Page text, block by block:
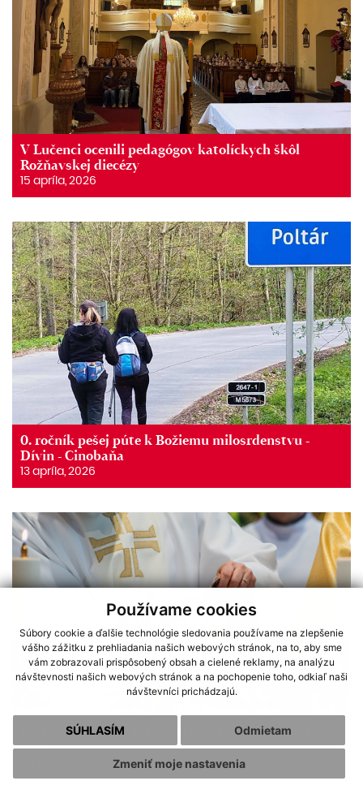
Používame cookies
Súbory cookie a ďalšie technológie sledovania používame na zlepšenie
vášho zážitku z prehliadania našich webových stránok, na to, aby sme
vám zobrazovali prispôsobený obsah a cielené reklamy, na analýzu
návštevnosti našich webových stránok a na pochopenie toho, odkiaľ naši
návštevníci prichádzajú.
SÚHLASÍM Odmietam
Zmeniť moje nastavenia
V Lučenci ocenili pedagógov katolíckych škôl
Rožňavskej diecézy
15 apríla, 2026
0. ročník pešej púte k Božiemu milosrdenstvu -
Dívin - Cinobaňa
13 apríla, 2026
Pastiersky list na Veľkonočnú nedeľu - 5. apríla
2026